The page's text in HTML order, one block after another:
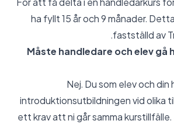
ha fyllt 15 år och 9 månader.
fastställd av
Måste handledare och elev gå
Nej. Du som elev och din
introduktionsutbildningen vid olika
ett krav att ni går samma